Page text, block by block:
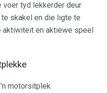
voer tyd lekkerder deur
skakel en die ligte te
en aktiewe speel
motorsitplek